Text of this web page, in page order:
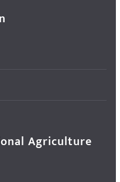
Agriculture